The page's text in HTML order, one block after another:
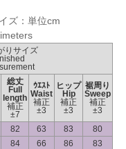
ズ：単位cm
りサイズ
総丈
Full
length
補正
±7
ｳｴｽﾄ
Waist
補正
±3
ヒップ
Hip
補正
±3
裾周り
Sweep
補正
±3
82 63 83
80
84 66 86
83